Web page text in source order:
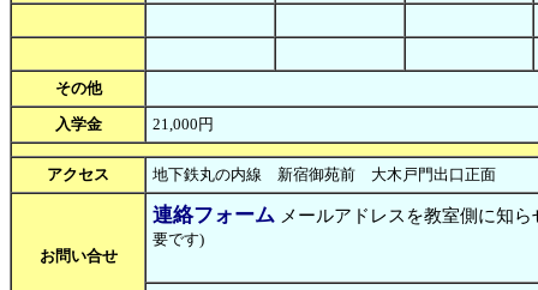
その他
入学金
21,000円
アクセス 地下鉄丸の内線 新宿御苑前 大木戸門出口正面
お問い合せ
連絡フォーム メールアドレスを教室側に知
要です)